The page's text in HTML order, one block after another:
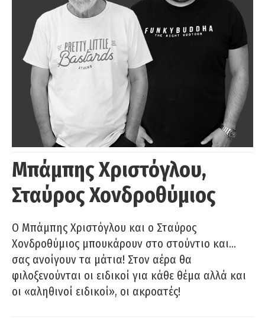
Μπάμπης Χριστόγλου,
Σταύρος Χονδροθύμιος
O Μπάμπης Χριστόγλου και ο Σταύρος
Χονδροθύμιος μπουκάρουν στο στούντιο και…
σας ανοίγουν τα μάτια! Στον αέρα θα
φιλοξενούνται οι ειδικοί για κάθε θέμα αλλά και
οι «αληθινοί ειδικοί», οι ακροατές!